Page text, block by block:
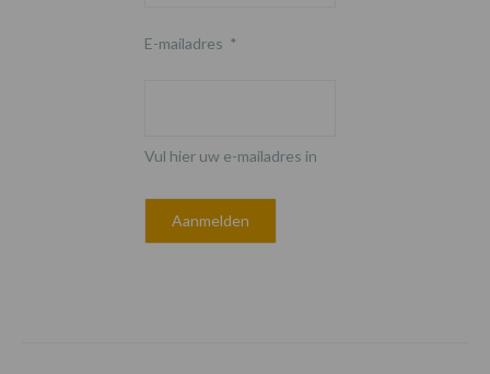
E-mailadres *
Vul hier uw e-mailadres in